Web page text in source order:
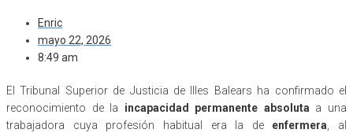
Enric
mayo 22, 2026
8:49 am
El Tribunal Superior de Justicia de Illes Balears ha confirmado el
reconocimiento de la incapacidad permanente absolutaa una
trabajadora cuya profesión habitual era la de enfermera, al